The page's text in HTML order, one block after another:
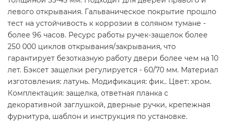
левого открывания. Гальваническое покрытие прошло
тест на устойчивость к коррозии в соляном тумане -
более 96 часов. Ресурс работы ручек-защелок более
250 000 циклов открывания/закрывания, что
гарантирует безотказную работу двери более чем на 10
лет. Бэксет защелки регулируется - 60/70 мм. Материал
изготовления: латунь. Модификация: фик.. Цвет: хром.
Комплектация: защелка, ответная планка с
декоративной заглушкой, дверные ручки, крепежная
фурнитура, шаблон и инструкция по установке.